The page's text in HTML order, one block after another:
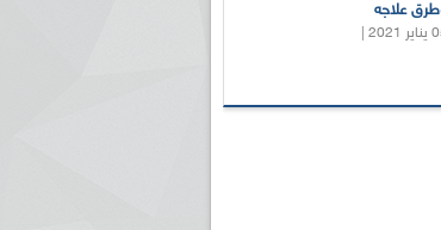
علاجه
2021 |